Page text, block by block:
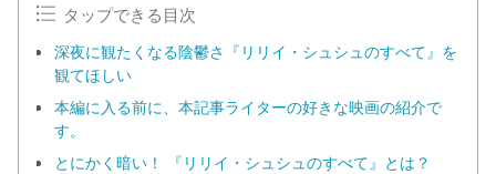
タップできる目次
深夜に観たくなる陰鬱さ『リリイ・シュシュのすべて』を
観てほしい
本編に入る前に、本記事ライターの好きな映画の紹介で
す。
とにかく暗い！ 『リリイ・シュシュのすべて』とは？